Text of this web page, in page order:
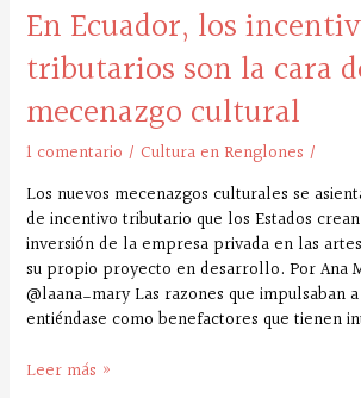
En Ecuador, los
tributarios son la cara
mecenazgo cultural
1 comentario / Cultura en Renglones /
Los nuevos mecenazgos culturales se
de incentivo tributario que los Estados
inversión de la empresa privada en las
su propio proyecto en desarrollo. Por Ana
@laana_mary Las razones que impulsaban
entiéndase como benefactores que tienen
Leer más »